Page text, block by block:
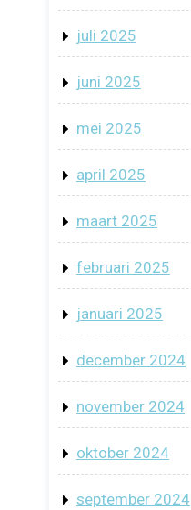
juli 2025
juni 2025
mei 2025
april 2025
maart 2025
februari 2025
januari 2025
december 2024
november 2024
oktober 2024
september 2024